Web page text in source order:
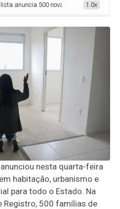
anuncia 500 novas moradias em
1.0x
nesta quarta-feira
habitação, urbanismo e
para todo o Estado. Na
Registro, 500 famílias de